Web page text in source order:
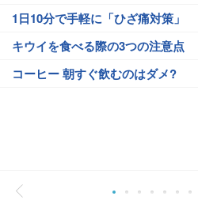
1日10分で手軽に「ひざ痛対策」
キウイを食べる際の3つの注意点
コーヒー 朝すぐ飲むのはダメ?